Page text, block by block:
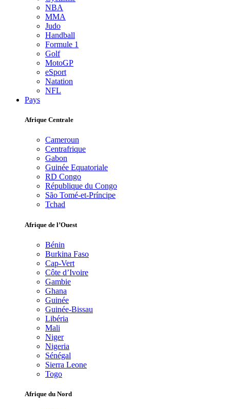
NBA
MMA
Judo
Handball
Formule 1
Golf
MotoGP
eSport
Natation
NFL
Pays
Afrique Centrale
Cameroun
Centrafrique
Gabon
Guinée Equatoriale
RD Congo
République du Congo
São Tomé-et-Príncipe
Tchad
Afrique de l’Ouest
Bénin
Burkina Faso
Cap-Vert
Côte d’Ivoire
Gambie
Ghana
Guinée
Guinée-Bissau
Libéria
Mali
Niger
Nigeria
Sénégal
Sierra Leone
Togo
Afrique du Nord